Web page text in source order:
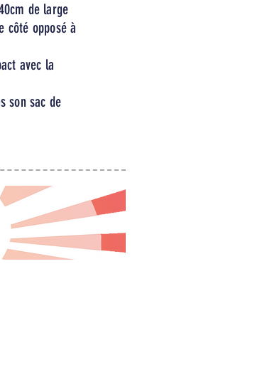
de large
opposé à
avec la
son sac de